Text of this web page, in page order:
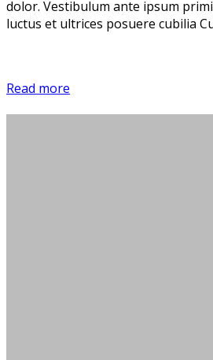
dolor. Vestibulum ante ipsum
luctus et ultrices posuere cubilia
Read more